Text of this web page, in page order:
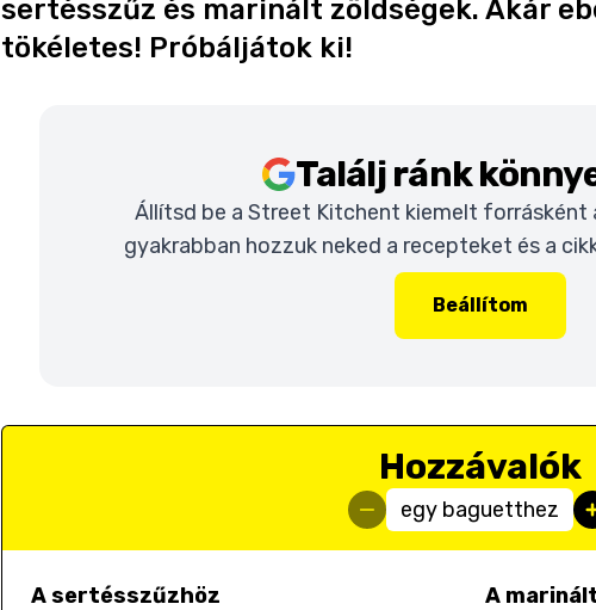
sertésszűz és marinált zöldségek. Akár
tökéletes! Próbáljátok ki!
Találj ránk
Állítsd be a Street Kitchent kiemelt forrásként
gyakrabban hozzuk neked a recepteket és a
Beállítom
Hozzávalók
egy baguetthez
A sertésszűzhöz
A